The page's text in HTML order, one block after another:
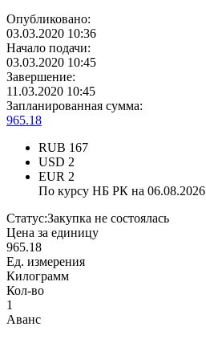
Опубликовано:
03.03.2020 10:36
Начало подачи:
03.03.2020 10:45
Завершение:
11.03.2020 10:45
Запланированная сумма:
965.18
RUB 167
USD 2
EUR 2
По курсу НБ РК на 06.08.2026
Статус:Закупка не состоялась
Цена за единицу
965.18
Ед. измерения
Килограмм
Кол-во
1
Аванс